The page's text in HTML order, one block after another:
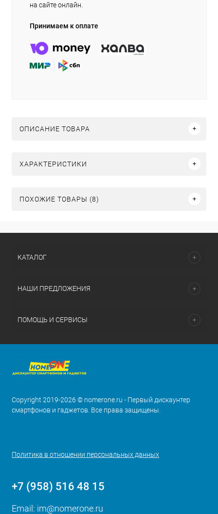
на сайте онлайн.
Принимаем к оплате
ОПИСАНИЕ ТОВАРА
ХАРАКТЕРИСТИКИ
ПОХОЖИЕ ТОВАРЫ (8)
КАТАЛОГ
НАШИ ПРЕДЛОЖЕНИЯ
ПОМОЩЬ И СЕРВИСЫ
Copyright 2019-2026 © nomerone.ru - Первый дискаунтер
смартфонов и гаджетов. Все права защищены.
Политика в отношении персональных данных
+7 (958) 516 48 15
Email: im@nomerone.ru